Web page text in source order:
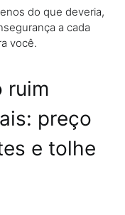
do que deveria,
a cada
você.
ruim
preço
e tolhe